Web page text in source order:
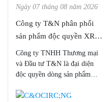
Ngày 07 tháng 08 năm 2026
Công ty T&N phân phối
sản phẩm độc quyền XRF
của Bruker AXS tại Việt
Nam
Công ty TNHH Thương mại
và Đầu tư T&N là đại diện
độc quyền dòng sản phẩm
S6 JAGUAR, S8 TIGER